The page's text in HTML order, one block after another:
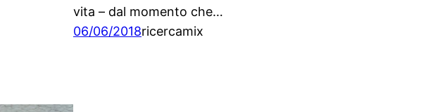
vita – dal momento che…
06/06/2018ricercamix